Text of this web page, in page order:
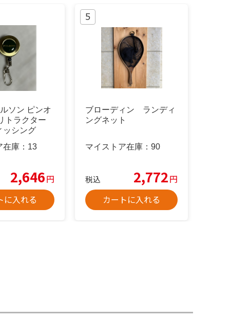
ソン ピンオ
トラクター
ッシング
庫： 13
2,646円
に入れる
ブローディン ランディ
ングネット
マイストア在庫： 90
税込 2,772円
カートに入れる